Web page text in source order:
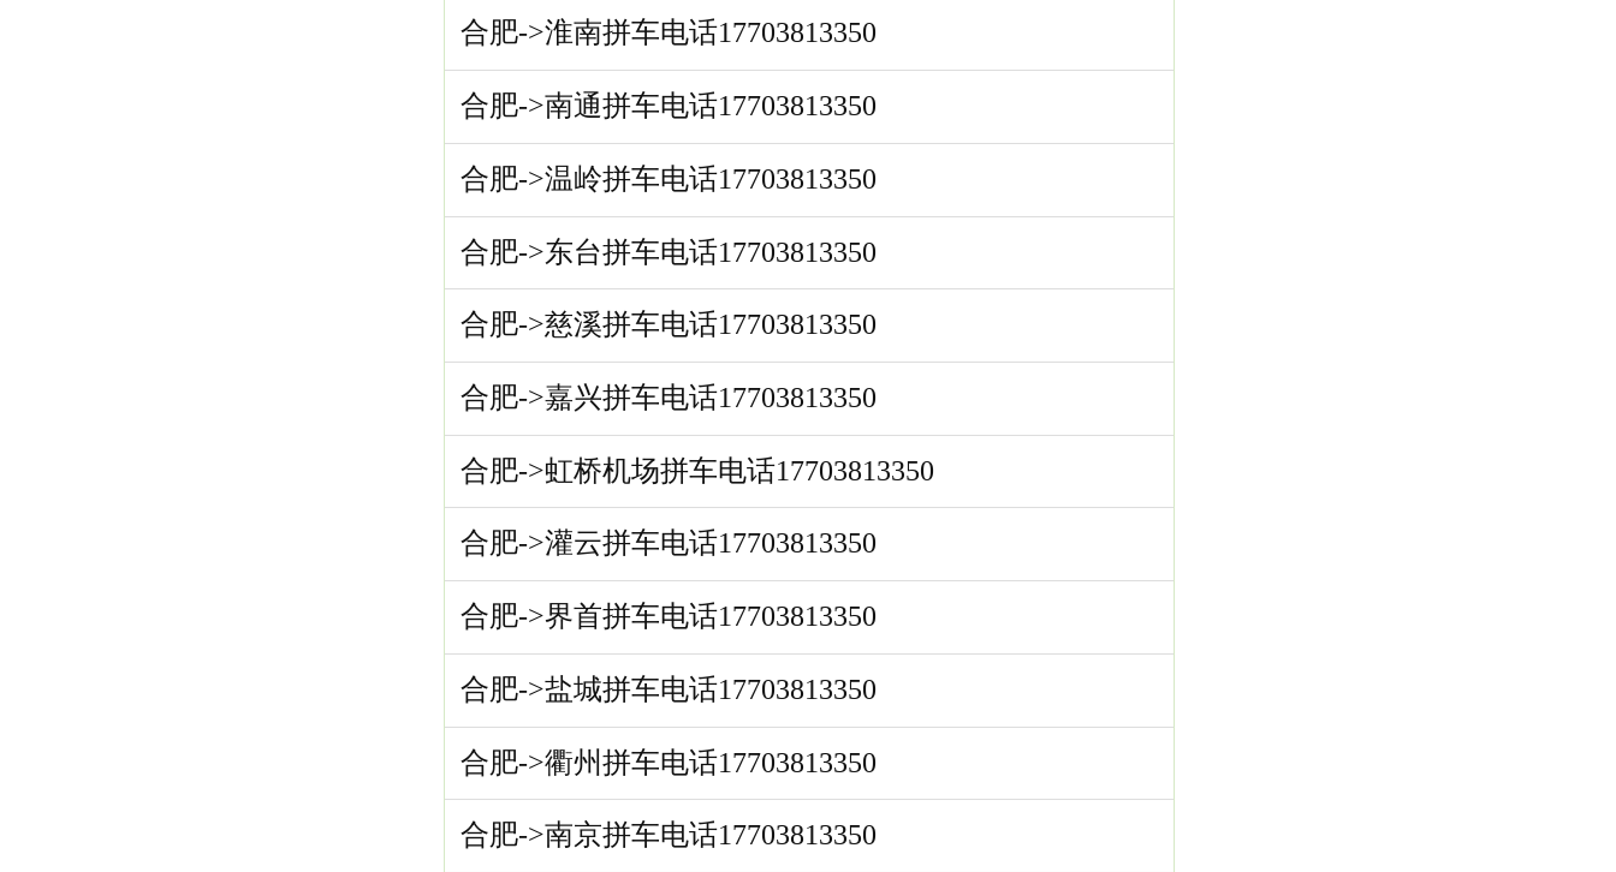
合肥->淮南拼车电话17703813350
合肥->南通拼车电话17703813350
合肥->温岭拼车电话17703813350
合肥->东台拼车电话17703813350
合肥->慈溪拼车电话17703813350
合肥->嘉兴拼车电话17703813350
合肥->虹桥机场拼车电话17703813350
合肥->灌云拼车电话17703813350
合肥->界首拼车电话17703813350
合肥->盐城拼车电话17703813350
合肥->衢州拼车电话17703813350
合肥->南京拼车电话17703813350